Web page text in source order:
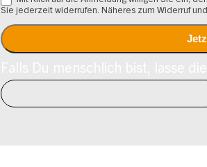
Sie jederzeit widerrufen. Näheres zum Widerruf